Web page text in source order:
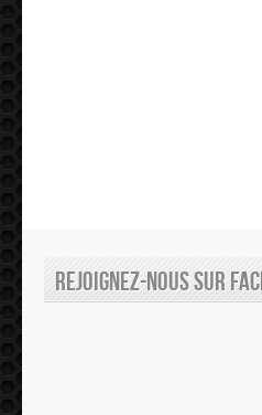
Rejoignez-nous sur